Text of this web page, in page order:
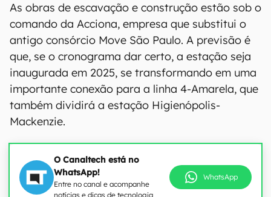
As obras de escavação e construção estão sob o
comando da Acciona, empresa que substitui o
antigo consórcio Move São Paulo. A previsão é
que, se o cronograma dar certo, a estação seja
inaugurada em 2025, se transformando em uma
importante conexão para a linha 4-Amarela, que
também dividirá a estação Higienópolis-
Mackenzie.
O Canaltech está no
WhatsApp!
Entre no canal e acompanhe
notícias e dicas de tecnologia
WhatsApp